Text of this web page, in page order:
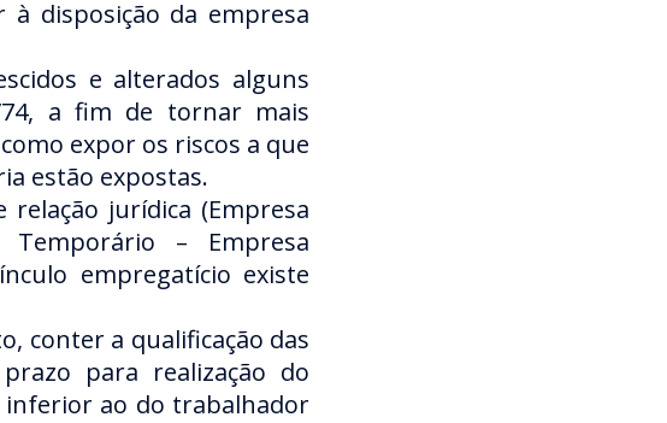
disposição da empresa
e alterados alguns
74, a fim de tornar mais
expor os riscos a que
estão expostas.
jurídica (Empresa
– Empresa
empregatício existe
conter a qualificação das
para realização do
inferior ao do trabalhador